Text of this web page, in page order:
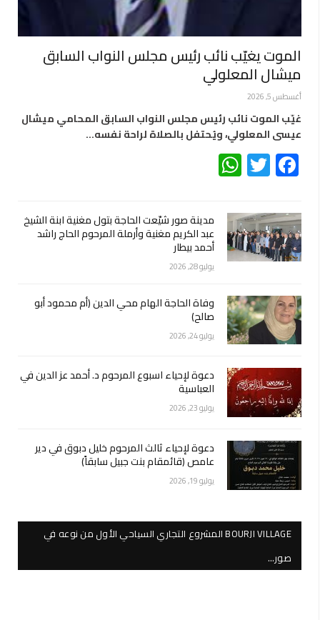
الموت يغيّب نائب رئيس مجلس النواب السابق
ميشال المعلولي
أغسطس 5, 2026
غيّب الموت نائب رئيس مجلس النواب السابق المحامي ميشال
عيسى المعلولي، ويُحتفل بالصلاة لراحة نفسه…
Facebook
Twitter
مدينة صور شيّعت الحاجة بتول مغنية ابنة الشيخ
عبد الكريم مغنية وأرملة المرحوم الحاج راشد
أحمد بيطار
يوليو 28, 2026
وفاة الحاجة الهام محي الدين (أم محمود أبو
صالح)
يوليو 24, 2026
دعوة لإحياء اسبوع المرحوم د. أحمد عز الدين في
العباسية
يوليو 23, 2026
دعوة لإحياء ثالث المرحوم خليل دبوق في دير
عامص (قائمقام بنت جبيل سابقاً)
يوليو 19, 2026
BOURJI VILLAGE المشروع التجاري السياحي الأول من نوعه في
صور…